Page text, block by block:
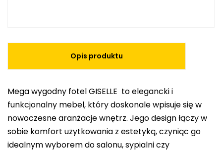
Opis produktu
Mega wygodny fotel GISELLE to elegancki i
funkcjonalny mebel, który doskonale wpisuje się w
nowoczesne aranżacje wnętrz. Jego design łączy w
sobie komfort użytkowania z estetyką, czyniąc go
idealnym wyborem do salonu, sypialni czy